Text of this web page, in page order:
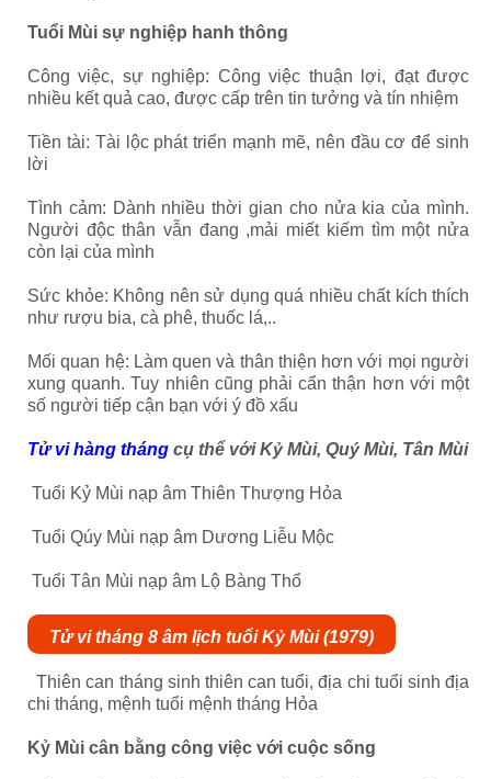
Tuổi Mùi sự nghiệp hanh thông
Công việc, sự nghiệp: Công việc thuận lợi, đạt được
nhiều kết quả cao, được cấp trên tin tưởng và tín nhiệm
Tiền tài: Tài lộc phát triển mạnh mẽ, nên đầu cơ để sinh
lời
Tình cảm: Dành nhiều thời gian cho nửa kia của mình.
Người độc thân vẫn đang ,mải miết kiếm tìm một nửa
còn lại của mình
Sức khỏe: Không nên sử dụng quá nhiều chất kích thích
như rượu bia, cà phê, thuốc lá,..
Mối quan hệ: Làm quen và thân thiện hơn với mọi người
xung quanh. Tuy nhiên cũng phải cẩn thận hơn với một
số người tiếp cận bạn với ý đồ xấu
Tử vi hàng tháng cụ thể với Kỷ Mùi, Quý Mùi, Tân Mùi
Tuổi Kỷ Mùi nạp âm Thiên Thượng Hỏa
Tuổi Qúy Mùi nạp âm Dương Liễu Mộc
Tuổi Tân Mùi nạp âm Lộ Bàng Thổ
Tử vi tháng 8 âm lịch tuổi Kỷ Mùi (1979)
Thiên can tháng sinh thiên can tuổi, địa chi tuổi sinh địa
chi tháng, mệnh tuổi mệnh tháng Hỏa
Kỷ Mùi cân bằng công việc với cuộc sống